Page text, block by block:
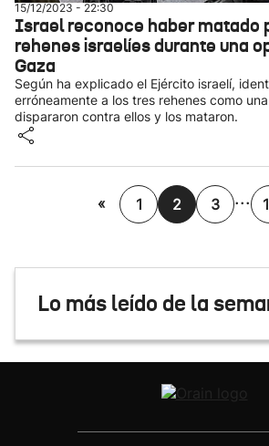
15/12/2023 - 22:30
Israel reconoce haber matado
rehenes israelíes durante una
Gaza
Según ha explicado el Ejército israelí,
erróneamente a los tres rehenes como
dispararon contra ellos y los mataron.
« 1 2 3 ...
Lo más leído de la